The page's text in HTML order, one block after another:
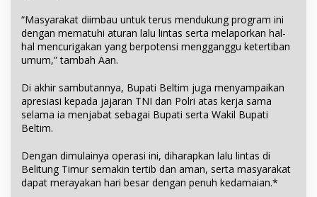
“Masyarakat diimbau untuk terus mendukung program ini
dengan mematuhi aturan lalu lintas serta melaporkan hal-
hal mencurigakan yang berpotensi mengganggu ketertiban
umum,” tambah Aan.
Di akhir sambutannya, Bupati Beltim juga menyampaikan
apresiasi kepada jajaran TNI dan Polri atas kerja sama
selama ia menjabat sebagai Bupati serta Wakil Bupati
Beltim.
Dengan dimulainya operasi ini, diharapkan lalu lintas di
Belitung Timur semakin tertib dan aman, serta masyarakat
dapat merayakan hari besar dengan penuh kedamaian.*